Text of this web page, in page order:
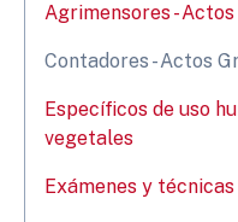
Agrimensores -
Contadores - Actos
Específicos de uso
vegetales
Exámenes y